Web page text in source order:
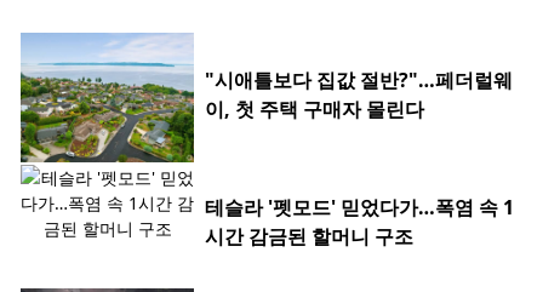
"시애틀보다 집값 절반?"…페더럴웨
이, 첫 주택 구매자 몰린다
테슬라 '펫모드' 믿었다가…폭염 속 1
시간 감금된 할머니 구조